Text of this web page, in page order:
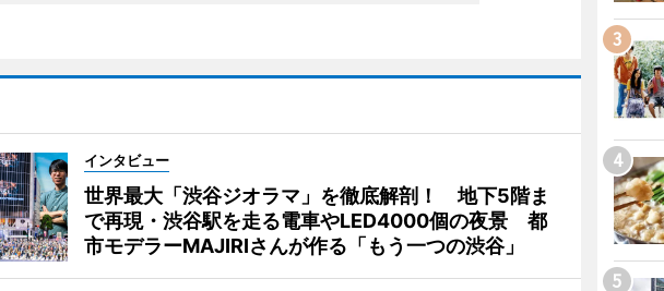
インタビュー
世界最大「渋谷ジオラマ」を徹底解剖！ 地下5階ま
で再現・渋谷駅を走る電車やLED4000個の夜景 都
市モデラーMAJIRIさんが作る「もう一つの渋谷」